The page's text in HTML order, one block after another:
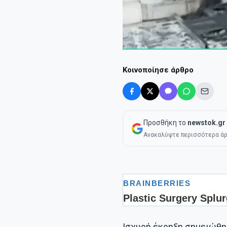
Κοινοποίησε άρθρο
Προσθήκη το newstok.gr
Ανακαλύψτε περισσότερα